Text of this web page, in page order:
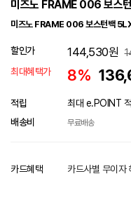
미즈노 FRAME 006 보스
미즈노 FRAME 006 보스턴백
할인가 144,530원
최대혜택가
8%
적립 최대 e.POINT
배송비
무료배송
카드혜택 카드사별 무이자